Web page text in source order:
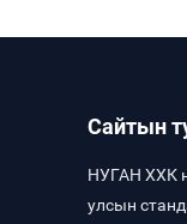
Сайтын
НУГАН ХХК
улсын